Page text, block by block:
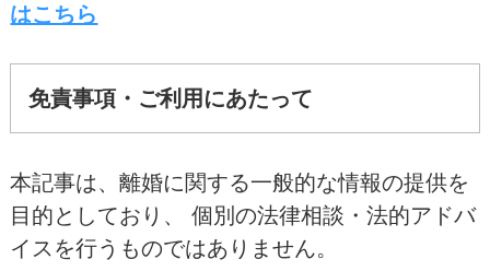
はこちら
免責事項・ご利用にあたって
本記事は、離婚に関する一般的な情報の提供を
目的としており、 個別の法律相談・法的アドバ
イスを行うものではありません。